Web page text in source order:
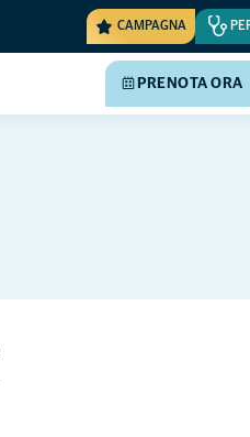
CAMPAGNA
PRENOTA ORA